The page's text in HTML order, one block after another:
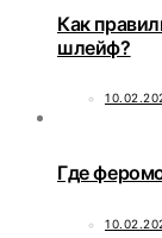
Как
шлейф?
Где